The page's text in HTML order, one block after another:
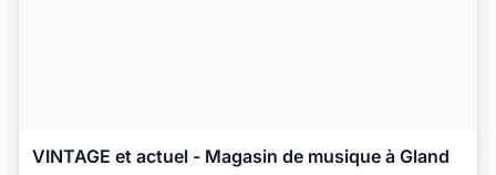
VINTAGE et actuel - Magasin de musique à Gland